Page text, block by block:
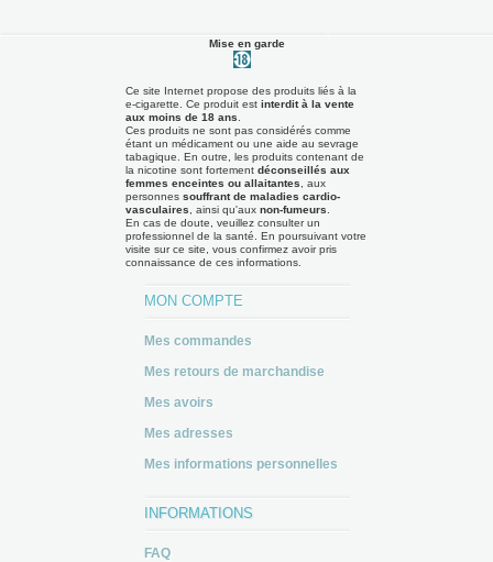
Mise en garde
Ce site Internet propose des produits liés à la
e-cigarette. Ce produit est interdit à la vente
aux moins de 18 ans
Ces produits ne sont pas considérés comme
étant un médicament ou une aide au sevrage
tabagique. En outre, les produits contenant de
la nicotine sont fortement déconseillés aux
femmes enceintes ou allaitantes , aux
personnes souffrant de maladies cardio-
vasculaires , ainsi qu'aux non-fumeurs
En cas de doute, veuillez consulter un
professionnel de la santé. En poursuivant votre
visite sur ce site, vous confirmez avoir pris
connaissance de ces informations.
MON COMPTE
Mes commandes
Mes retours de marchandise
Mes avoirs
Mes adresses
Mes informations personnelles
INFORMATIONS
FAQ